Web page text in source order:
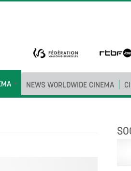
NEWS WORLDWIDE CINEMA